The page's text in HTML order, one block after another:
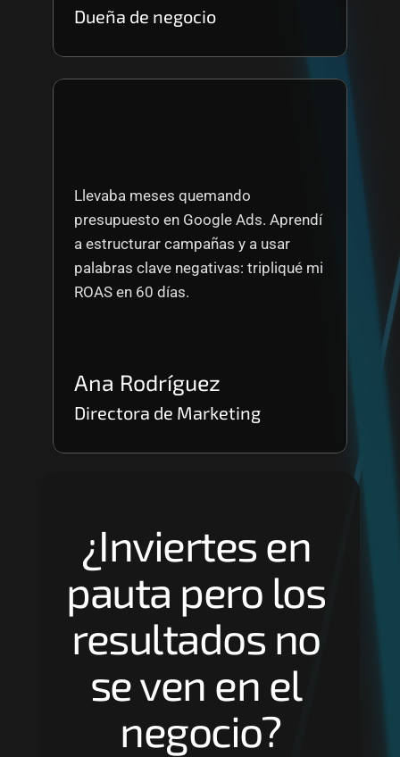
Dueña de negocio
Llevaba meses quemando
presupuesto en Google Ads. Aprendí
a estructurar campañas y a usar
palabras clave negativas: tripliqué mi
ROAS en 60 días.
Ana Rodríguez
Directora de Marketing
¿Inviertes en
pauta pero los
resultados no
se ven en el
negocio?